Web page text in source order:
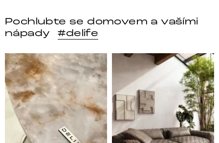
Pochlubte se domovem a vašími
nápady
#delife
DELIFE – Nábytek, který promění dům v domov. Domo
Místo, kam se budeš těšit